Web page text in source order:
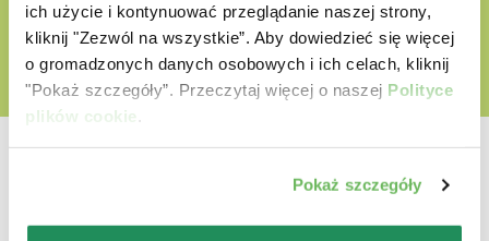
ich użycie i kontynuować przeglądanie naszej strony,
kliknij "Zezwól na wszystkie”. Aby dowiedzieć się więcej
o gromadzonych danych osobowych i ich celach, kliknij
"Pokaż szczegóły”. Przeczytaj więcej o naszej Polityce
plików cookie .
Pokaż szczegóły